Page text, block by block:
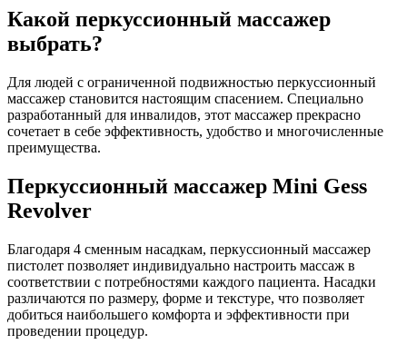
Какой перкуссионный массажер
выбрать?
Для людей с ограниченной подвижностью перкуссионный
массажер становится настоящим спасением. Специально
разработанный для инвалидов, этот массажер прекрасно
сочетает в себе эффективность, удобство и многочисленные
преимущества.
Перкуссионный массажер Mini Gess
Revolver
Благодаря 4 сменным насадкам, перкуссионный массажер
пистолет позволяет индивидуально настроить массаж в
соответствии с потребностями каждого пациента. Насадки
различаются по размеру, форме и текстуре, что позволяет
добиться наибольшего комфорта и эффективности при
проведении процедур.